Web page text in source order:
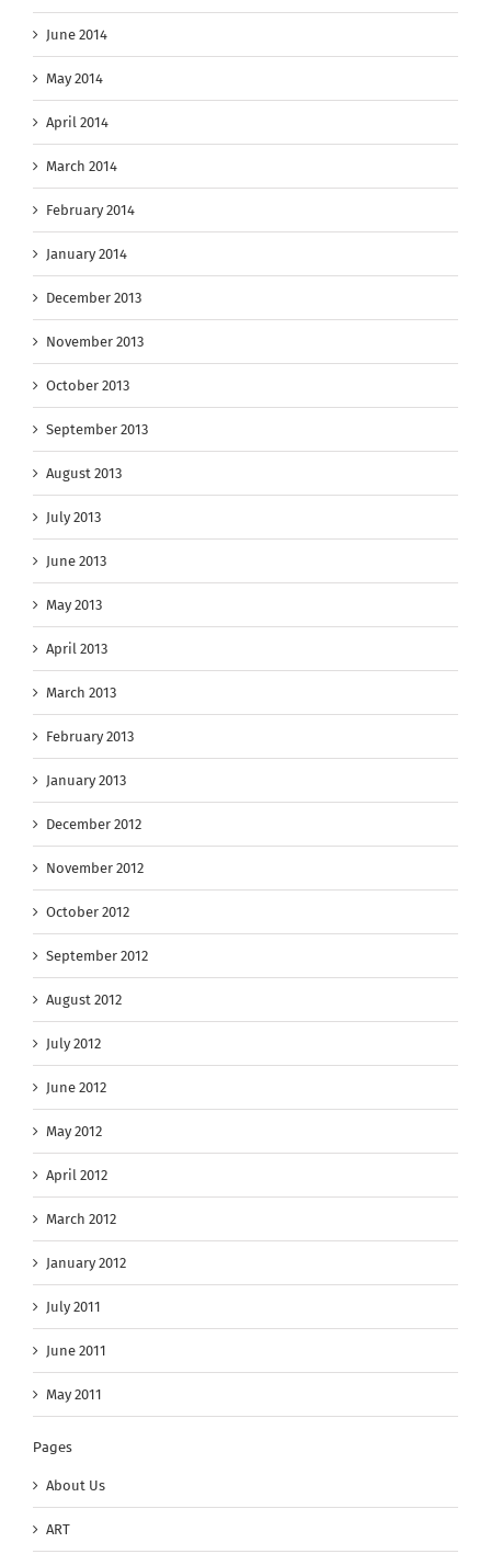
June 2014
May 2014
April 2014
March 2014
February 2014
January 2014
December 2013
November 2013
October 2013
September 2013
August 2013
July 2013
June 2013
May 2013
April 2013
March 2013
February 2013
January 2013
December 2012
November 2012
October 2012
September 2012
August 2012
July 2012
June 2012
May 2012
April 2012
March 2012
January 2012
July 2011
June 2011
May 2011
Pages
About Us
ART